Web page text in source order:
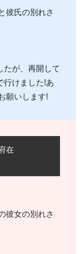
彼氏の別れさ
たが、再開して
行けました!あ
願いします!
在
彼女の別れさ